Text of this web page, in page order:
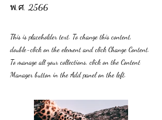
พ.ศ. 2566
This is placeholder text. To change this content,
double-click on the element and click Change Content.
To manage all your collections, click on the Content
Manager button in the Add panel on the left.